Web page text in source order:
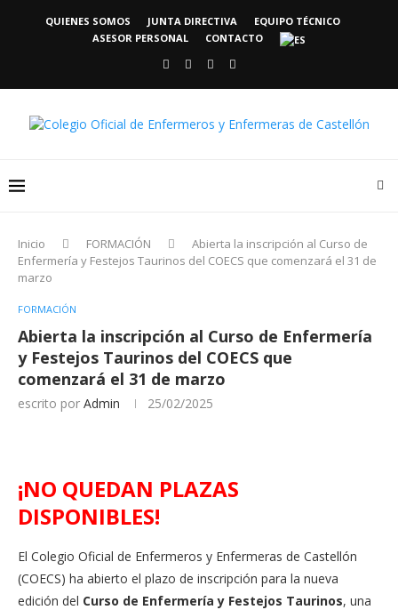
QUIENES SOMOS JUNTA DIRECTIVA
EQUIPO TÉCNICO
ASESOR PERSONAL
CONTACTO
Inicio FORMACIÓN
Abierta la inscripción al Curso de
Enfermería y Festejos Taurinos del COECS que comenzará el 31 de
marzo
FORMACIÓN
Abierta la inscripción al Curso de Enfermería
y Festejos Taurinos del COECS que
comenzará el 31 de marzo
escrito por Admin 25/02/2025
¡NO QUEDAN PLAZAS
DISPONIBLES!
El Colegio Oficial de Enfermeros y Enfermeras de Castellón
(COECS) ha abierto el plazo de inscripción para la nueva
edición del Curso de Enfermería y Festejos Taurinos, una